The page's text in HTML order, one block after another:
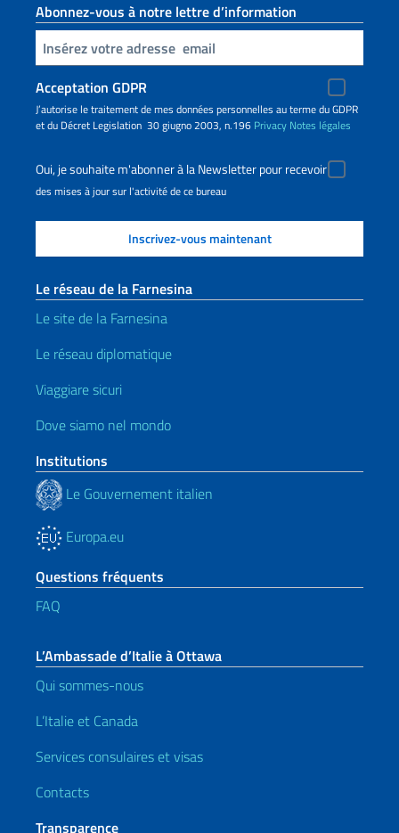
Abonnez-vous à notre lettre d’information
Insert your email
Acceptation GDPR
J’autorise le traitement de mes données personnelles au terme du GDPR
et du Décret Legislation 30 giugno 2003, n.196 Privacy Notes légales
Oui, je souhaite m'abonner à la Newsletter pour recevoir
des mises à jour sur l'activité de ce bureau
Le réseau de la Farnesina
Le site de la Farnesina
Le réseau diplomatique
Viaggiare sicuri
Dove siamo nel mondo
Institutions
Le Gouvernement italien
Europa.eu
Questions fréquents
FAQ
L’Ambassade d’Italie à Ottawa
Qui sommes-nous
L’Italie et Canada
Services consulaires et visas
Contacts
Transparence